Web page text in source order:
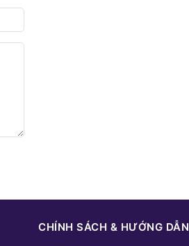
CHÍNH SÁCH & HƯỚNG DẪN